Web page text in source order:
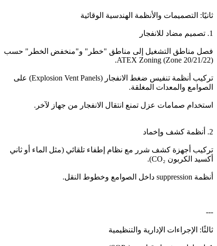
ثانيًا: التصميمات والأنظمة الهندسية الوقائية
1. تصميم مضاد للانفجار
فصل مناطق التشغيل إلى مناطق "خطر" و"منخفض الخطر" حسب
ATEX Zoning (Zone 20/21/22).
تركيب أنظمة تنفيس ضغط الانفجار (Explosion Vent Panels) على
الصوامع والمعدات المغلقة.
استخدام صمامات عزل تمنع انتقال الانفجار من جهاز لآخر.
2. أنظمة كشف وإخماد
تركيب أجهزة كشف شرر مع نظام إطفاء تلقائي (مثل الماء أو ثاني
أكسيد الكربون CO₂).
أنظمة suppression داخل الصوامع وخطوط النقل.
---
ثالثًا: الإجراءات الإدارية والتنظيمية